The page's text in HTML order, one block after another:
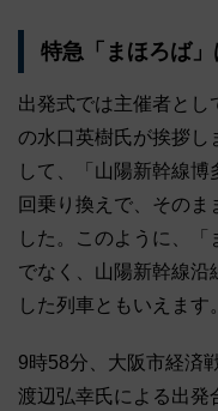
特急「まほろば
出発式では主催者とし
の水口英樹氏が挨拶し
して、「山陽新幹線博
回乗り換えで、そのま
した。このように、
でなく、山陽新幹線沿
した列車ともいえます。
9時58分、大阪市経済
渡辺弘幸氏による出発